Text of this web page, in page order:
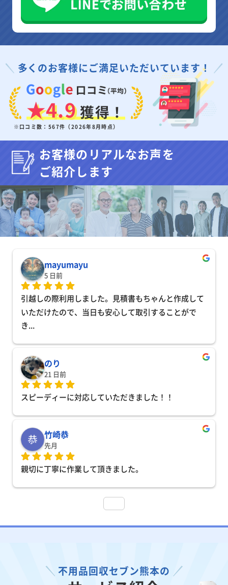
多くのお客様にご満足いただいています！
★4.9獲得！
※口コミ数：567件（2026年8月時点）
お客様のリアルなお声を
ご紹介します
mayumayu
5 日前
引越しの際利用しました。見積書もちゃんと作成して
いただけたので、当日も安心して取引することがで
き...
のり
21 日前
スピーディーに対応していただきました！！
竹崎恭
先月
親切に丁寧に作業して頂きました。
不用品回収セブン熊本の